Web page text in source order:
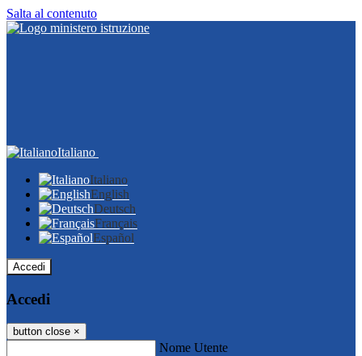
Salta al contenuto
Italiano
Italiano
English
Deutsch
Français
Español
Accedi
Accedi
button close ×
Nome Utente